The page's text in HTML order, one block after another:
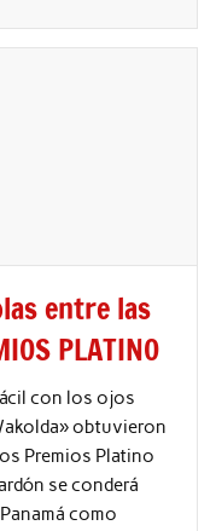
entre las
PLATINO
con los ojos
obtuvieron
Premios Platino
se conderá
como